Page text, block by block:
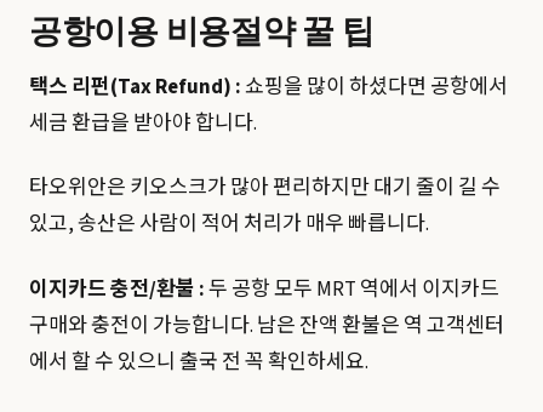
공항이용 비용절약 꿀 팁
택스 리펀(Tax Refund) :쇼핑을 많이 하셨다면 공항에서
세금 환급을 받아야 합니다.
타오위안은 키오스크가 많아 편리하지만 대기 줄이 길 수
있고, 송산은 사람이 적어 처리가 매우 빠릅니다.
이지카드 충전/환불 :두 공항 모두 MRT 역에서 이지카드
구매와 충전이 가능합니다. 남은 잔액 환불은 역 고객센터
에서 할 수 있으니 출국 전 꼭 확인하세요.